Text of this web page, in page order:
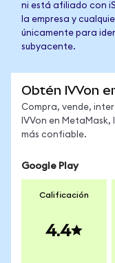
ni está afiliado con
la empresa y
únicamente para
subyacente.
Obtén IVVon
Compra, vende,
IVVon en
más confiable.
Google Play
Calificación
4.4